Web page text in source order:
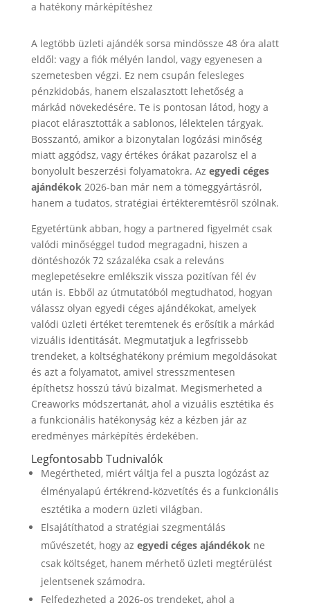
A legtöbb üzleti ajándék sorsa mindössze 48 óra alatt
eldől: vagy a fiók mélyén landol, vagy egyenesen a
szemetesben végzi. Ez nem csupán felesleges
pénzkidobás, hanem elszalasztott lehetőség a
márkád növekedésére. Te is pontosan látod, hogy a
piacot elárasztották a sablonos, lélektelen tárgyak.
Bosszantó, amikor a bizonytalan logózási minőség
miatt aggódsz, vagy értékes órákat pazarolsz el a
bonyolult beszerzési folyamatokra. Az egyedi céges
ajándékok2026-ban már nem a tömeggyártásról,
hanem a tudatos, stratégiai értékteremtésről szólnak.
Egyetértünk abban, hogy a partnered figyelmét csak
valódi minőséggel tudod megragadni, hiszen a
döntéshozók 72 százaléka csak a releváns
meglepetésekre emlékszik vissza pozitívan fél év
után is. Ebből az útmutatóból megtudhatod, hogyan
válassz olyan egyedi céges ajándékokat, amelyek
valódi üzleti értéket teremtenek és erősítik a márkád
vizuális identitását. Megmutatjuk a legfrissebb
trendeket, a költséghatékony prémium megoldásokat
és azt a folyamatot, amivel stresszmentesen
építhetsz hosszú távú bizalmat. Megismerheted a
Creaworks módszertanát, ahol a vizuális esztétika és
a funkcionális hatékonyság kéz a kézben jár az
eredményes márképítés érdekében.
Legfontosabb Tudnivalók
Megértheted, miért váltja fel a puszta logózást az
élményalapú értékrend-közvetítés és a funkcionális
esztétika a modern üzleti világban.
Elsajátíthatod a stratégiai szegmentálás
művészetét, hogy az egyedi céges ajándékokne
csak költséget, hanem mérhető üzleti megtérülést
jelentsenek számodra.
Felfedezheted a 2026-os trendeket, ahol a